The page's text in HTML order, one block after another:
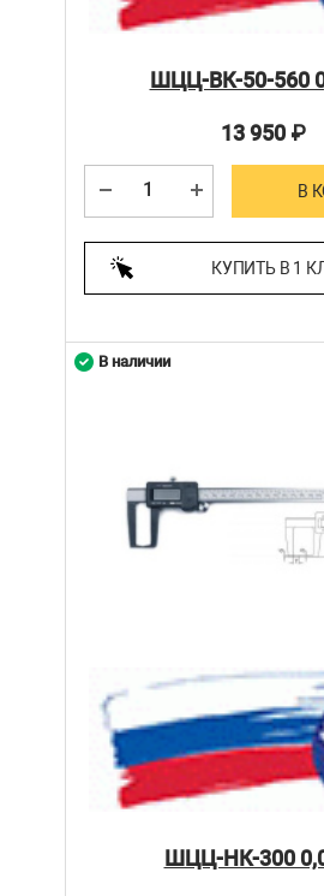
ШЦЦ-ВК-50-560
13 950₽
В
КУПИТЬ В 1
ШЦЦ-НК-300
В наличии